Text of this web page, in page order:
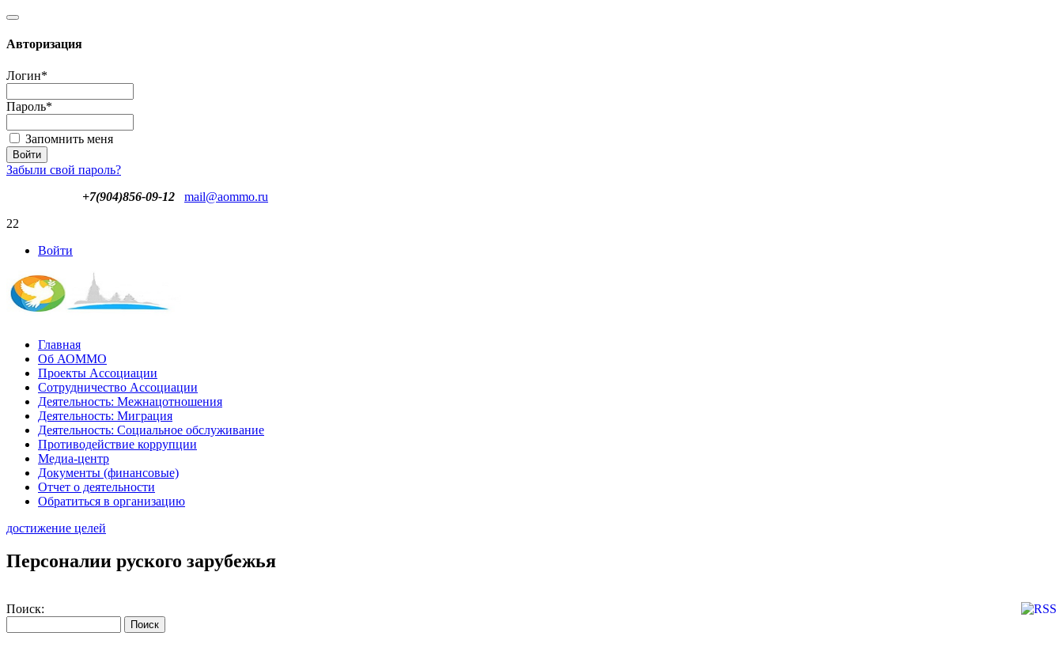
Авторизация
Логин*
Пароль*
Запомнить меня
Забыли свой пароль?
+7(904)856-09-12
mail@aommo.ru
22
Войти
Главная
Об АОММО
Проекты Ассоциации
Сотрудничество Ассоциации
Деятельность: Межнацотношения
Деятельность: Миграция
Деятельность: Социальное обслуживание
Противодействие коррупции
Медиа-центр
Документы (финансовые)
Отчет о деятельности
Обратиться в организацию
достижение целей
Персоналии руского зарубежья
Поиск: